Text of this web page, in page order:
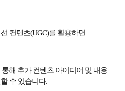
컨텐츠(UGC)를 활용하면
해 추가 컨텐츠 아이디어 및 내용
수 있습니다.